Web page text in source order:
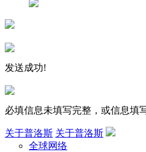
发送成功!
必填信息未填写完整，或信息填
关于普洛斯 关于普洛斯
全球网络